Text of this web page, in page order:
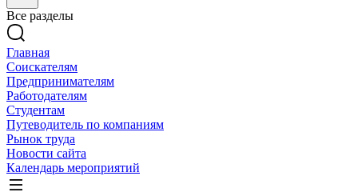
Все разделы
Главная
Соискателям
Предпринимателям
Работодателям
Студентам
Путеводитель по компаниям
Рынок труда
Новости сайта
Календарь мероприятий